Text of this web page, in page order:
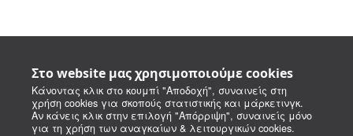
Στο website μας χρησιμοποιούμε cookies
Κάνοντας κλικ στο κουμπί "Αποδοχή", συναινείς στη
χρήση cookies για σκοπούς στατιστικής και μάρκετινγκ.
Αν κάνεις κλικ στην επιλογή "Απόρριψη", συναινείς μόνο
για τη χρήση των αναγκαίων & λειτουργικών cookies.